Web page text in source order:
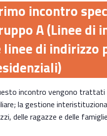
incontro
A (Linee di
linee di indirizzo
incontro vengono trattati
la gestione
delle ragazze e delle